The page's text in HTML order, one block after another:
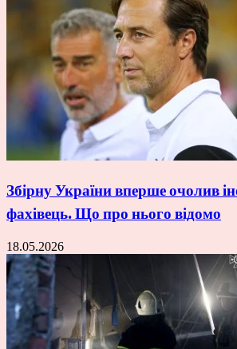
Збірну України вперше очолив
фахівець. Що про нього відомо
18.05.2026